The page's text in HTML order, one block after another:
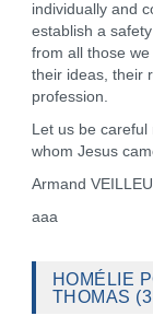
individually and
establish a
from all those we
their ideas, their
profession.
Let us be
whom Jesus
Armand
aaa
HOMÉLIE
THOMAS